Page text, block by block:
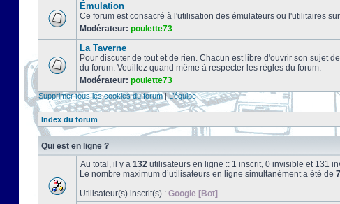
Émulation
Ce forum est consacré à l'utilisation des émulateurs ou l'utilitaires
Modérateur: poulette73
La Taverne
Pour discuter de tout et de rien. Chacun est libre d'ouvrir son sujet
du forum. Veuillez quand même à respecter les règles du forum.
Modérateur: poulette73
Supprimer tous les cookies du forum|L’équipe
Index du forum
Qui est en ligne ?
Au total, il y a 132 utilisateurs en ligne :: 1 inscrit, 0 invisible et 131
Le nombre maximum d’utilisateurs en ligne simultanément a été de
Utilisateur(s) inscrit(s) : Google [Bot]